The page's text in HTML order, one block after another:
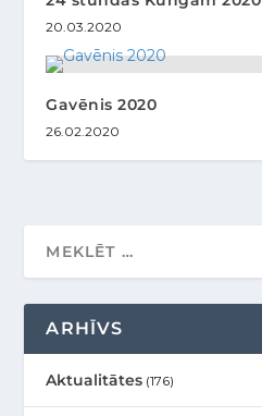
20.03.2020
Gavēnis 2020
26.02.2020
ARHĪVS
Aktualitātes (176)